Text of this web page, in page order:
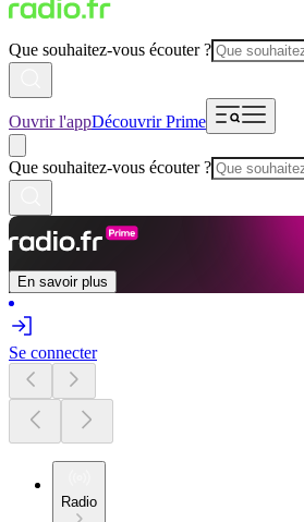
Que souhaitez-vous écouter ?
Ouvrir l'appDécouvrir Prime
Que souhaitez-vous écouter ?
En savoir plus
Se connecter
Radio